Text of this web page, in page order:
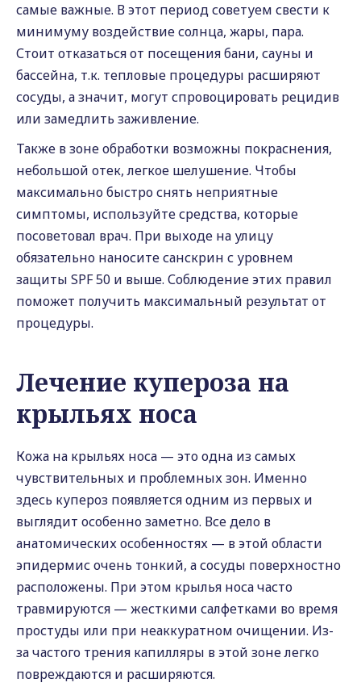
самые важные. В этот период советуем свести к
минимуму воздействие солнца, жары, пара.
Стоит отказаться от посещения бани, сауны и
бассейна, т.к. тепловые процедуры расширяют
сосуды, а значит, могут спровоцировать рецидив
или замедлить заживление.
Также в зоне обработки возможны покраснения,
небольшой отек, легкое шелушение. Чтобы
максимально быстро снять неприятные
симптомы, используйте средства, которые
посоветовал врач. При выходе на улицу
обязательно наносите санскрин с уровнем
защиты SPF 50 и выше. Соблюдение этих правил
поможет получить максимальный результат от
процедуры.
Лечение купероза на
крыльях носа
Кожа на крыльях носа — это одна из самых
чувствительных и проблемных зон. Именно
здесь купероз появляется одним из первых и
выглядит особенно заметно. Все дело в
анатомических особенностях — в этой области
эпидермис очень тонкий, а сосуды поверхностно
расположены. При этом крылья носа часто
травмируются — жесткими салфетками во время
простуды или при неаккуратном очищении. Из-
за частого трения капилляры в этой зоне легко
повреждаются и расширяются.